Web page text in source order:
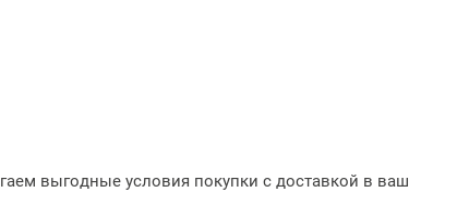
выгодные условия покупки с доставкой в ваш